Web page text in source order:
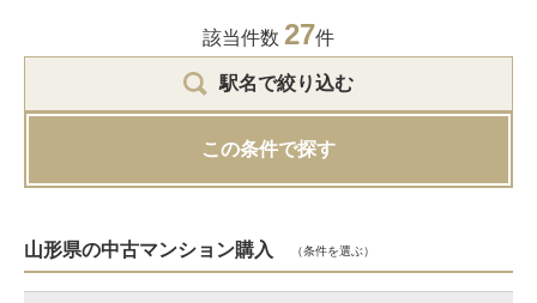
該当件数 27件
駅名で絞り込む
この条件で探す
山形県の中古マンション購入 （条件を選ぶ）